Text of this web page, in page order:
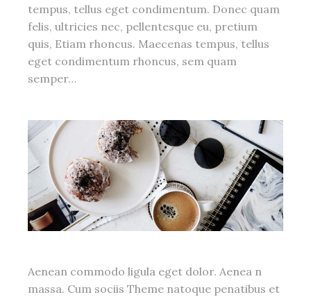
tempus, tellus eget condimentum. Donec quam
felis, ultricies nec, pellentesque eu, pretium
quis, Etiam rhoncus. Maecenas tempus, tellus
eget condimentum rhoncus, sem quam
semper…
Aenean commodo ligula eget dolor. Aenea n
massa. Cum sociis Theme natoque penatibus et